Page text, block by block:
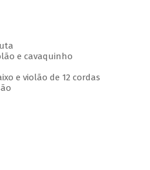
e cavaquinho
e violão de 12 cordas